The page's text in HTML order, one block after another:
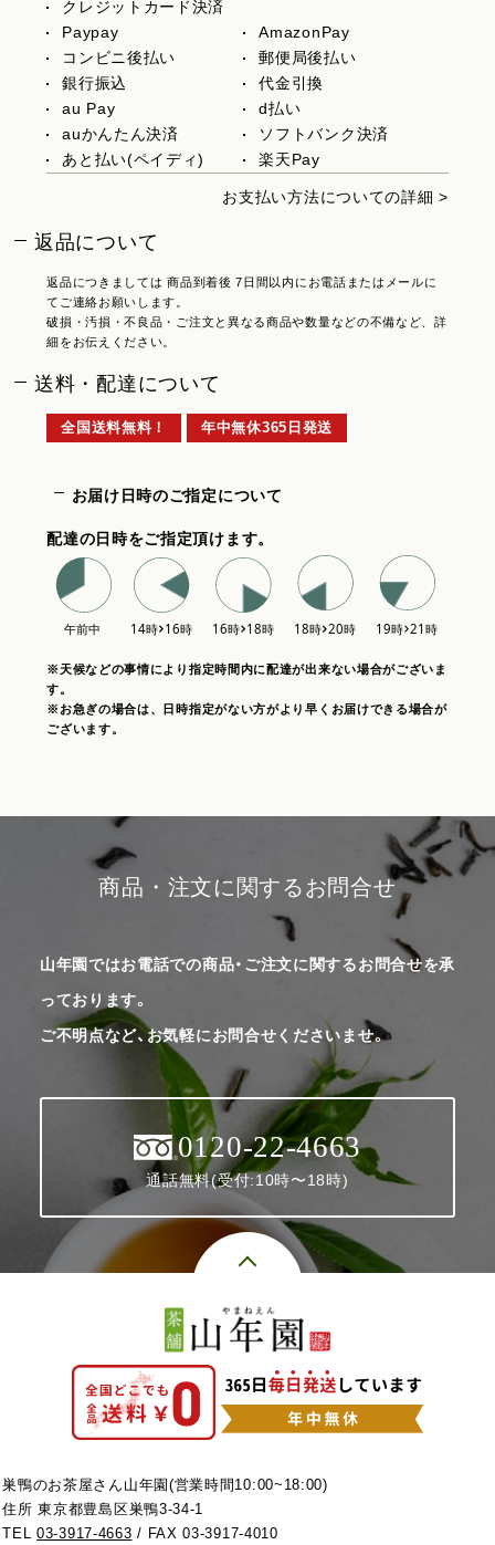
クレジットカード決済
Paypay
AmazonPay
コンビニ後払い
郵便局後払い
銀行振込
代金引換
au Pay
d払い
auかんたん決済
ソフトバンク決済
あと払い(ペイディ)
楽天Pay
お支払い方法についての詳細 >
返品について
返品につきましては 商品到着後 7日間以内にお電話またはメールに
てご連絡お願いします。
破損・汚損・不良品・ご注文と異なる商品や数量などの不備など、詳
細をお伝えください。
送料・配達について
全国送料無料！ 年中無休365日発送
お届け日時のご指定について
配達の日時をご指定頂けます。
※天候などの事情により指定時間内に配達が出来ない場合がございま
す。
※お急ぎの場合は、日時指定がない方がより早くお届けできる場合が
ございます。
商品・注文に関するお問合せ
山年園ではお電話での商品・ご注文に関するお問合せを承
っております。
ご不明点など、お気軽にお問合せくださいませ。
0120-22-4663
通話無料(受付:10時〜18時)
巣鴨のお茶屋さん山年園(営業時間10:00~18:00)
住所 東京都豊島区巣鴨3-34-1
TEL03-3917-4663 / FAX 03-3917-4010